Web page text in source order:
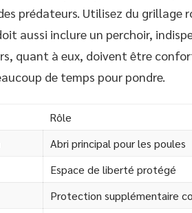
prédateurs. Utilisez du grillage
aussi inclure un perchoir,
quant à eux, doivent être
de temps pour pondre.
Rôle
Abri principal pour les poules
Espace de liberté protégé
Protection supplémentaire